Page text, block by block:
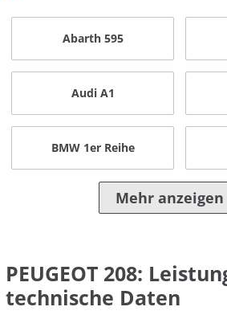
Abarth 595
Audi A1
BMW 1er Reihe
Mehr anzeigen
PEUGEOT 208:
technische Daten